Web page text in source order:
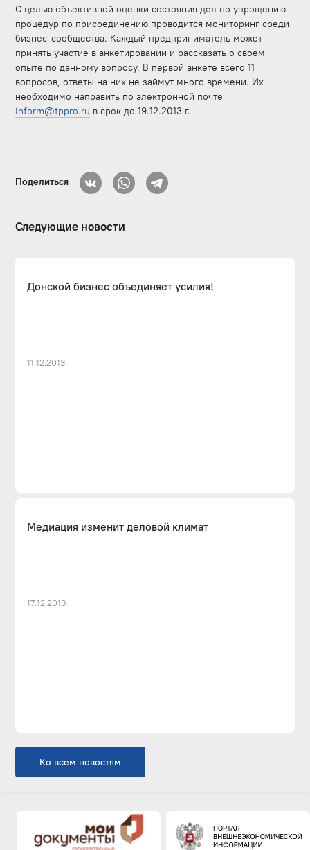
С целью объективной оценки состояния дел по упрощению
процедур по присоединению проводится мониторинг среди
бизнес-сообщества. Каждый предприниматель может
принять участие в анкетировании и рассказать о своем
опыте по данному вопросу. В первой анкете всего 11
вопросов, ответы на них не займут много времени. Их
необходимо направить по электронной почте
inform@tppro.ru в срок до 19.12.2013 г.
Поделиться
Следующие новости
Донской бизнес объединяет усилия!
11.12.2013
Медиация изменит деловой климат
17.12.2013
Ко всем новостям